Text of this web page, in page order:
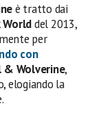
è tratto dai
Worlddel 2013,
per
con
& Wolverine,
elogiando la